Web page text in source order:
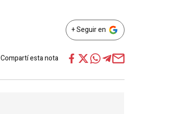
+ Seguir en
Compartí esta nota